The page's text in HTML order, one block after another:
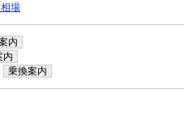
場
内
内
乗換案内